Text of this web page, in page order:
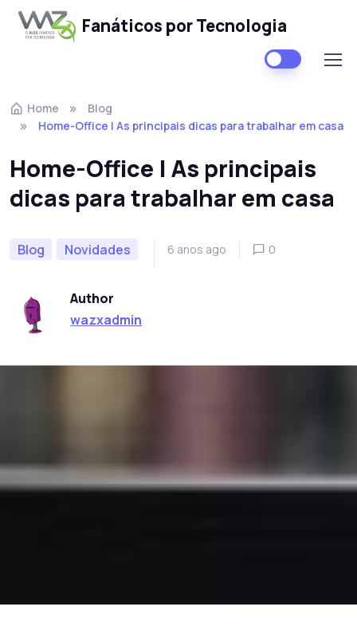
Fanáticos por Tecnologia
Home
Blog
Home-Office | As principais dicas para trabalhar em casa
Home-Office | As principais
dicas para trabalhar em casa
Blog Novidades 6 anos ago 0
Author
wazxadmin